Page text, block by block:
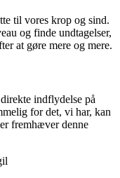
til vores krop og sind.
og finde undtagelser,
at gøre mere og mere.
indflydelse på
for det, vi har, kan
fremhæver denne